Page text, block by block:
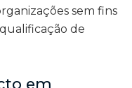
sem fins
de
em